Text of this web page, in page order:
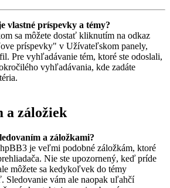
vlastné príspevky a témy?
sa môžete dostať kliknutím na odkaz
príspevky" v Užívateľskom panely,
Pre vyhľadávanie tém, ktoré ste odoslali,
vyhľadávania, kde zadáte
a záložiek
a záložkami?
je veľmi podobné záložkám, ktoré
Nie ste upozornený, keď príde
môžete sa kedykoľvek do témy
Sledovanie vám ale naopak uľahčí